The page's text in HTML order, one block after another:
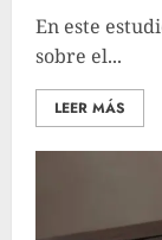
En este
sobre el...
LEER MÁS